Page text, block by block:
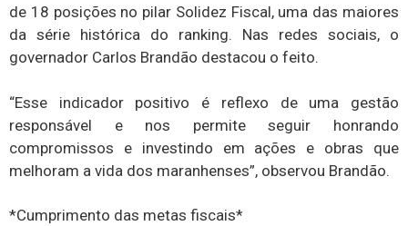
de 18 posições no pilar Solidez Fiscal, uma das maiores
da série histórica do ranking. Nas redes sociais, o
governador Carlos Brandão destacou o feito.
“Esse indicador positivo é reflexo de uma gestão
responsável e nos permite seguir honrando
compromissos e investindo em ações e obras que
melhoram a vida dos maranhenses”, observou Brandão.
*Cumprimento das metas fiscais*